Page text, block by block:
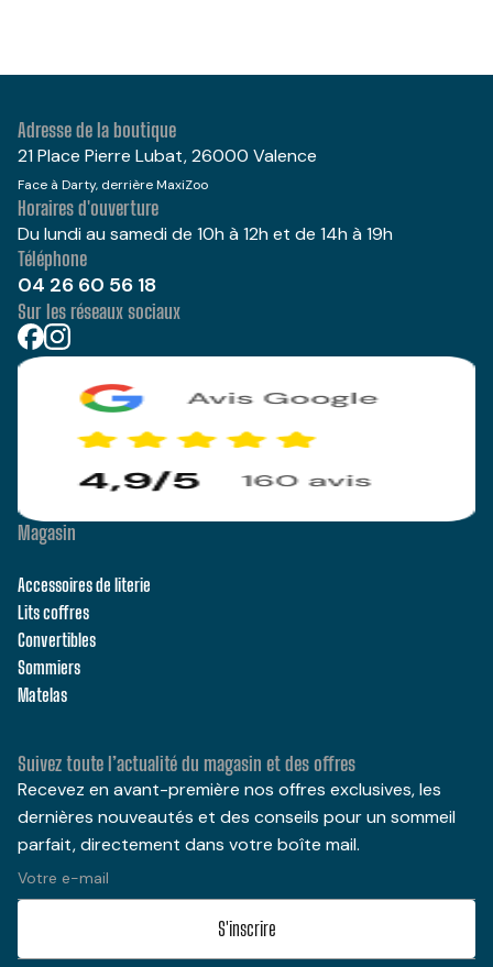
Adresse de la boutique
21 Place Pierre Lubat, 26000 Valence
Face à Darty, derrière MaxiZoo
Horaires d'ouverture
Du lundi au samedi de 10h à 12h et de 14h à 19h
Téléphone
04 26 60 56 18
Sur les réseaux sociaux
Magasin
Accessoires de literie
Lits coffres
Convertibles
Sommiers
Matelas
Suivez toute l’actualité du magasin et des offres
Recevez en avant-première nos offres exclusives, les
dernières nouveautés et des conseils pour un sommeil
parfait, directement dans votre boîte mail.